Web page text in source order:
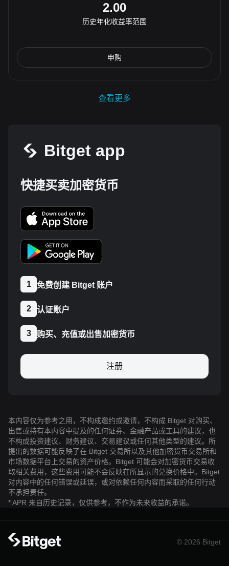
2.00
历史年化收益率范围
申购
查看更多
Bitget app
快捷买卖加密货币
1 免费创建 Bitget 账户
2 认证账户
3 购买、充值或出售加密货币
注册
本内容仅为参考之用，不构成邀约或邀请，不构成 Bitget 对购买、
出售或持有本内容中提及的任何证券、金融产品或工具的建议，也
不构成投资建议、财务建议、交易建议或任何其他类型的建议。所
提出的数据可能反映了在 Bitget 交易所以及其他加密货币交易所和
市场数据平台上交易的资产价格。Bitget 可能会对加密货币交易收
取相关费用，这些费用可能不会反映在所显示的兑换价格中。Bitget
对内容中的任何错误或延误，或对依赖任何内容而采取的任何行动
不承担责任。
* APR 来自历史记录，仅供参考，不作为未来收益的承诺。
© 2026 Bitget